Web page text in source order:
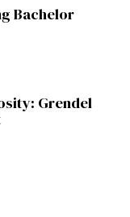
Bachelor
Grendel